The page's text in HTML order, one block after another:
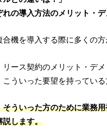
れの導入方法のメリット・デ
合機を導入する際に多くの方
リース契約のメリット・デ
こういった要望を持っている
そういった方のために業務
説します。